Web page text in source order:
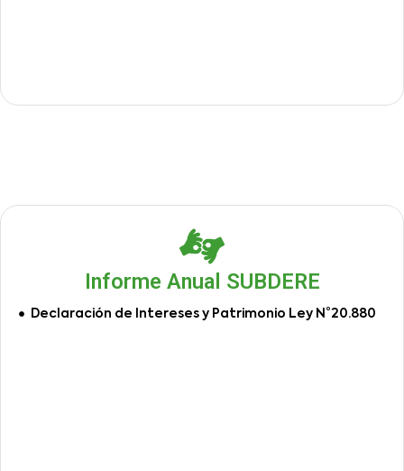
Informe Anual SUBDERE
Declaración de Intereses y Patrimonio Ley N°20.880